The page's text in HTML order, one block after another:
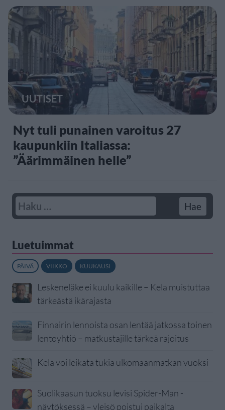
UUTISET
Nyt tuli punainen varoitus 27
kaupunkiin Italiassa:
”Äärimmäinen helle”
Luetuimmat
PÄIVÄ VIIKKO KUUKAUSI
Leskeneläke ei kuulu kaikille – Kela muistuttaa
tärkeästä ikärajasta
Finnairin lennoista osan lentää jatkossa toinen
lentoyhtiö – matkustajille tärkeä rajoitus
Kela voi leikata tukia ulkomaanmatkan vuoksi
Suolikaasun tuoksu levisi Spider-Man -
näytöksessä – yleisö poistui paikalta